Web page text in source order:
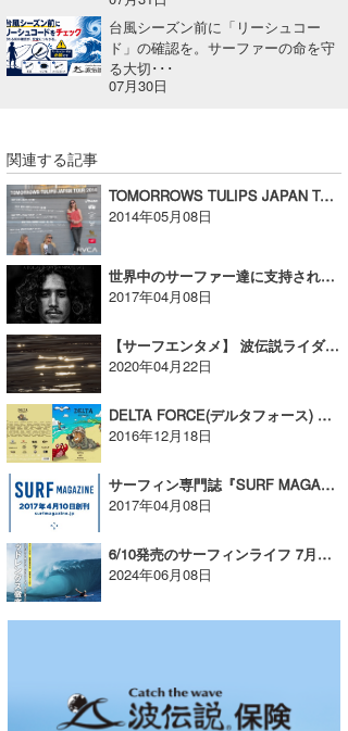
台風シーズン前に「リーシュコー
ド」の確認を。サーファーの命を守
る大切･･･
07月30日
関連する記事
TOMORROWS TULIPS JAPAN TOUR 2014が開催決定！
2014年05月08日
世界中のサーファー達に支持される、奇跡のハワイアン・シンガー遂にデビュー【広告】
2017年04月08日
【サーフエンタメ】 波伝説ライダーの「Akira JETチャンネル」が配信開始！
2020年04月22日
DELTA FORCE(デルタフォース) より 待望の新作「DELTA -FOOTAGE 1 -」がリリース!【広告】
2016年12月18日
サーフィン専門誌『SURF MAGAZINE』新創刊！
2017年04月08日
6/10発売のサーフィンライフ 7月号「ミッドレングス徹底解説！」【AD】
2024年06月08日
たっちー
ハンマー
三輪予報士
小川予報士
上田純子
上條将美
唐澤予報士
SancheZ
ゴン
米山予報士
wanda
予報士 hiro.
chappy